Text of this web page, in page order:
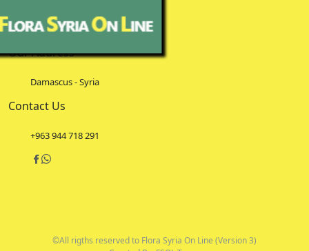
Our Address
Damascus - Syria
Contact Us
+963 944 718 291
©All rigths reserved to Flora Syria On Line (Version 3)